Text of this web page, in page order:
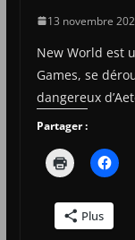
13 novembre
New World est
Games, se
dangereux
Partager :
Plus